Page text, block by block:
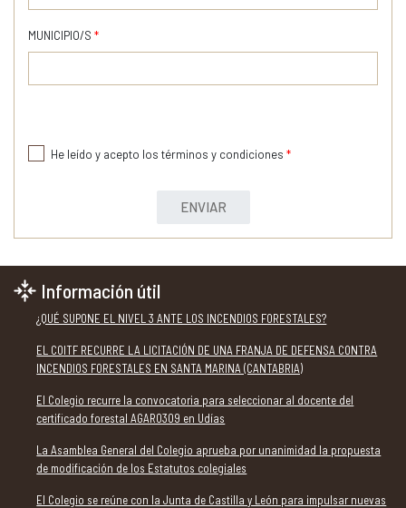
MUNICIPIO/S *
He leído y acepto los términos y condiciones *
ENVIAR
Información útil
¿QUÉ SUPONE EL NIVEL 3 ANTE LOS INCENDIOS FORESTALES?
EL COITF RECURRE LA LICITACIÓN DE UNA FRANJA DE DEFENSA CONTRA
INCENDIOS FORESTALES EN SANTA MARINA (CANTABRIA)
El Colegio recurre la convocatoria para seleccionar al docente del
certificado forestal AGAR0309 en Udías
La Asamblea General del Colegio aprueba por unanimidad la propuesta
de modificación de los Estatutos colegiales
El Colegio se reúne con la Junta de Castilla y León para impulsar nuevas